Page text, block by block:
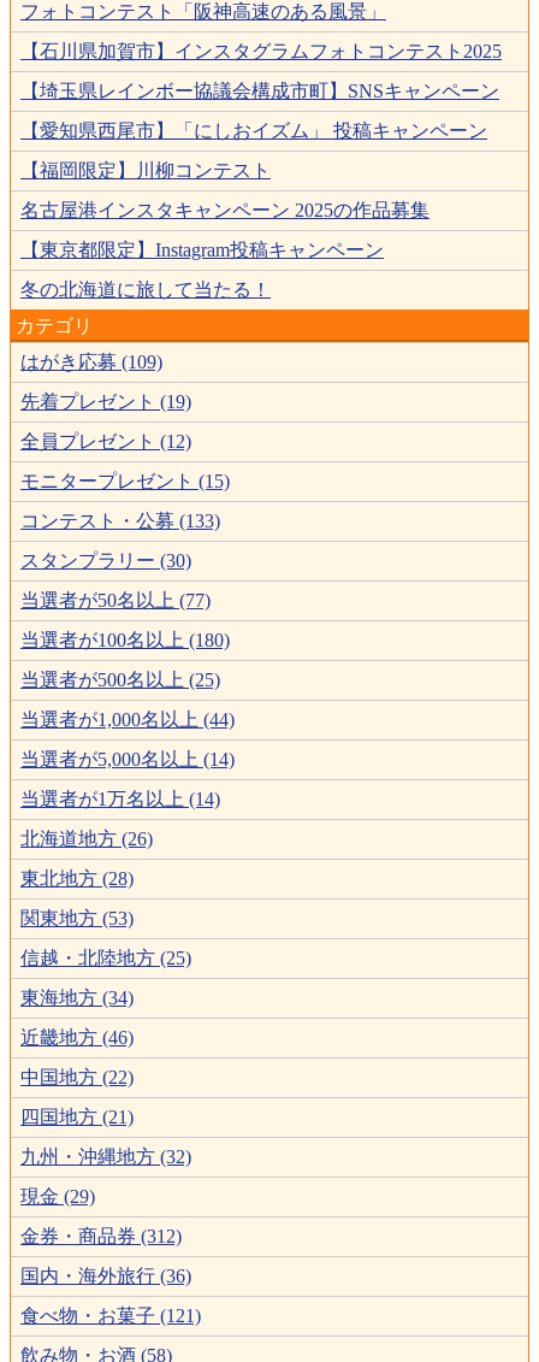
フォトコンテスト「阪神高速のある風景」
【石川県加賀市】インスタグラムフォトコンテスト2025
【埼玉県レインボー協議会構成市町】SNSキャンペーン
【愛知県西尾市】「にしおイズム」 投稿キャンペーン
【福岡限定】川柳コンテスト
名古屋港インスタキャンペーン 2025の作品募集
【東京都限定】Instagram投稿キャンペーン
冬の北海道に旅して当たる！
カテゴリ
はがき応募 (109)
先着プレゼント (19)
全員プレゼント (12)
モニタープレゼント (15)
コンテスト・公募 (133)
スタンプラリー (30)
当選者が50名以上 (77)
当選者が100名以上 (180)
当選者が500名以上 (25)
当選者が1,000名以上 (44)
当選者が5,000名以上 (14)
当選者が1万名以上 (14)
北海道地方 (26)
東北地方 (28)
関東地方 (53)
信越・北陸地方 (25)
東海地方 (34)
近畿地方 (46)
中国地方 (22)
四国地方 (21)
九州・沖縄地方 (32)
現金 (29)
金券・商品券 (312)
国内・海外旅行 (36)
食べ物・お菓子 (121)
飲み物・お酒 (58)